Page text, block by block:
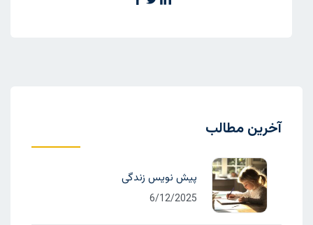
آخرین مطالب
پیش نویس زندگی
6/12/2025